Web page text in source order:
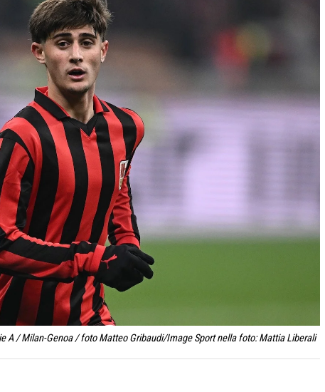
A / Milan-Genoa / foto Matteo Gribaudi/Image Sport nella foto: Mattia Liberali